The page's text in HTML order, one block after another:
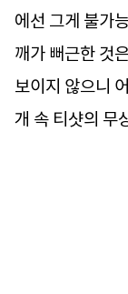
에선 그게 불가
깨가 뻐근한 것
보이지 않으니
개 속 티샷의 무